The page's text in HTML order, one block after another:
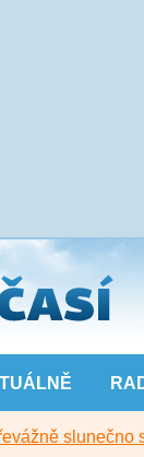
slunečno